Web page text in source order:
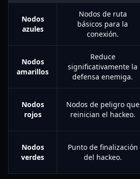
Nodos
azules
Nodos de ruta
básicos para la
conexión.
Nodos
amarillos
Reduce
significativamente la
defensa enemiga.
Nodos
rojos
Nodos de peligro que
reinician el hackeo.
Nodos
verdes
Punto de finalización
del hackeo.